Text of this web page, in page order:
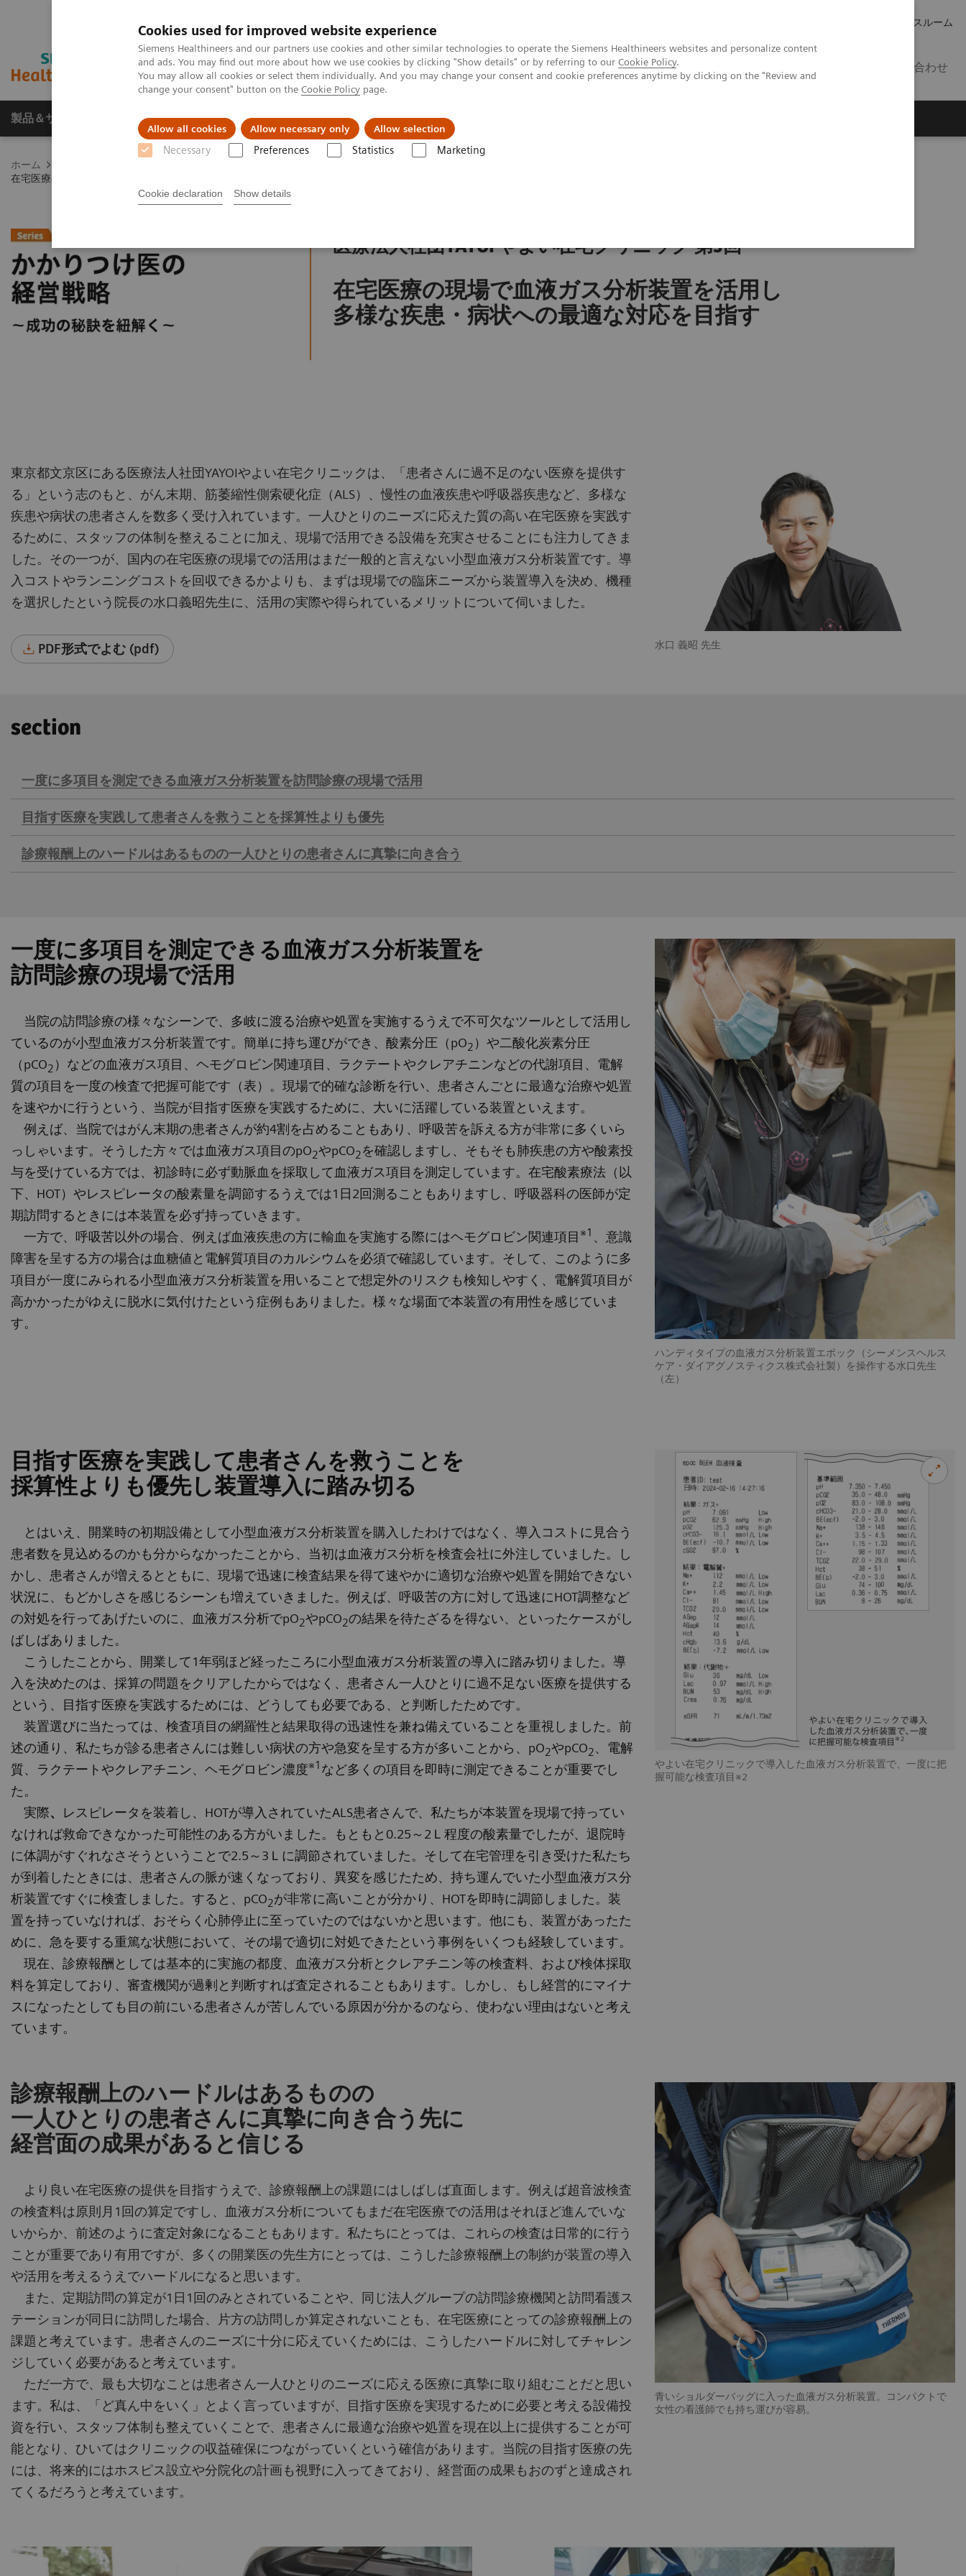
Cookies used for improved website experience
Siemens Healthineers and our partners use cookies and other similar technologies to operate the Siemens Healthineers websites and personalize content
and ads. You may find out more about how we use cookies by clicking "Show details" or by referring to our Cookie Policy.
You may allow all cookies or select them individually. And you may change your consent and cookie preferences anytime by clicking on the "Review and
change your consent" button on the Cookie Policy page.
Allow all cookies Allow necessary only Allow selection
Necessary Preferences Statistics Marketing
Cookie declaration Show details
プレスルーム
お問い合わせ
製品＆サービス サポート情報 Insights 会社情報
ホーム
在宅医療の現場で血液ガス分析装置を活用し多様な疾患・病状への最適な対応を目指す
医療法人社団YAYOI やよい在宅クリニック 第3回
在宅医療の現場で血液ガス分析装置を活用し
多様な疾患・病状への最適な対応を目指す
水口 義昭 先生
東京都文京区にある医療法人社団YAYOIやよい在宅クリニックは、「患者さんに過不足のない医療を提供す
る」という志のもと、がん末期、筋萎縮性側索硬化症（ALS）、慢性の血液疾患や呼吸器疾患など、多様な
疾患や病状の患者さんを数多く受け入れています。一人ひとりのニーズに応えた質の高い在宅医療を実践す
るために、スタッフの体制を整えることに加え、現場で活用できる設備を充実させることにも注力してきま
した。その一つが、国内の在宅医療の現場での活用はまだ一般的と言えない小型血液ガス分析装置です。導
入コストやランニングコストを回収できるかよりも、まずは現場での臨床ニーズから装置導入を決め、機種
を選択したという院長の水口義昭先生に、活用の実際や得られているメリットについて伺いました。
PDF形式でよむ (pdf)
section
一度に多項目を測定できる血液ガス分析装置を訪問診療の現場で活用
目指す医療を実践して患者さんを救うことを採算性よりも優先
診療報酬上のハードルはあるものの一人ひとりの患者さんに真摯に向き合う
ハンディタイプの血液ガス分析装置エポック（シーメンスヘルス
ケア・ダイアグノスティクス株式会社製）を操作する水口先生
（左）
一度に多項目を測定できる血液ガス分析装置を
訪問診療の現場で活用
当院の訪問診療の様々なシーンで、多岐に渡る治療や処置を実施するうえで不可欠なツールとして活用し
ているのが小型血液ガス分析装置です。簡単に持ち運びができ、酸素分圧（pO2 ）や二酸化炭素分圧
（pCO2 ）などの血液ガス項目、ヘモグロビン関連項目、ラクテートやクレアチニンなどの代謝項目、電解
質の項目を一度の検査で把握可能です（表）。現場で的確な診断を行い、患者さんごとに最適な治療や処置
を速やかに行うという、当院が目指す医療を実践するために、大いに活躍している装置といえます。
例えば、当院ではがん末期の患者さんが約4割を占めることもあり、呼吸苦を訴える方が非常に多くいら
っしゃいます。そうした方々では血液ガス項目のpO2やpCO2を確認しますし、そもそも肺疾患の方や酸素投
与を受けている方では、初診時に必ず動脈血を採取して血液ガス項目を測定しています。在宅酸素療法（以
下、HOT）やレスピレータの酸素量を調節するうえでは1日2回測ることもありますし、呼吸器科の医師が定
期訪問するときには本装置を必ず持っていきます。
一方で、呼吸苦以外の場合、例えば血液疾患の方に輸血を実施する際にはヘモグロビン関連項目 ※1 、意識
障害を呈する方の場合は血糖値と電解質項目のカルシウムを必須で確認しています。そして、このように多
項目が一度にみられる小型血液ガス分析装置を用いることで想定外のリスクも検知しやすく、電解質項目が
高かかったがゆえに脱水に気付けたという症例もありました。様々な場面で本装置の有用性を感じていま
す。
やよい在宅クリニックで導入した血液ガス分析装置で、一度に把
握可能な検査項目※2
目指す医療を実践して患者さんを救うことを
採算性よりも優先し装置導入に踏み切る
とはいえ、開業時の初期設備として小型血液ガス分析装置を購入したわけではなく、導入コストに見合う
患者数を見込めるのかも分からなかったことから、当初は血液ガス分析を検査会社に外注していました。し
かし、患者さんが増えるとともに、現場で迅速に検査結果を得て速やかに適切な治療や処置を開始できない
状況に、もどかしさを感じるシーンも増えていきました。例えば、呼吸苦の方に対して迅速にHOT調整など
の対処を行ってあげたいのに、血液ガス分析でpO2やpCO2の結果を待たざるを得ない、といったケースがし
ばしばありました。
こうしたことから、開業して1年弱ほど経ったころに小型血液ガス分析装置の導入に踏み切りました。導
入を決めたのは、採算の問題をクリアしたからではなく、患者さん一人ひとりに過不足ない医療を提供する
という、目指す医療を実践するためには、どうしても必要である、と判断したためです。
装置選びに当たっては、検査項目の網羅性と結果取得の迅速性を兼ね備えていることを重視しました。前
述の通り、私たちが診る患者さんには難しい病状の方や急変を呈する方が多いことから、pO2やpCO2、電解
質、ラクテートやクレアチニン、ヘモグロビン濃度※1 など多くの項目を即時に測定できることが重要でし
た。
実際、 レスピレータを装着し、HOTが導入されていたALS患者さんで、私たちが本装置を現場で持ってい
なければ救命できなかった可能性のある方がいました。もともと0.25～2Ｌ程度の酸素量でしたが、退院時
に体調がすぐれなさそうということで2.5～3Ｌに調節されていました。そして在宅管理を引き受けた私たち
が到着したときには、患者さんの脈が速くなっており、異変を感じたため、持ち運んでいた小型血液ガス分
析装置ですぐに検査しました。すると、pCO2が非常に高いことが分かり、HOTを即時に調節しました。装
置を持っていなければ、おそらく心肺停止に至っていたのではないかと思います。他にも、装置があったた
めに、急を要する重篤な状態において、その場で適切に対処できたという事例をいくつも経験しています。
現在、診療報酬としては基本的に実施の都度、血液ガス分析とクレアチニン等の検査料、および検体採取
料を算定しており、審査機関が過剰と判断すれば査定されることもあります。しかし、もし経営的にマイナ
スになったとしても目の前にいる患者さんが苦しんでいる原因が分かるのなら、使わない理由はないと考え
ています。
青いショルダーバッグに入った血液ガス分析装置。コンパクトで
女性の看護師でも持ち運びが容易。
診療報酬上のハードルはあるものの
一人ひとりの患者さんに真摯に向き合う先に
経営面の成果があると信じる
より良い在宅医療の提供を目指すうえで、診療報酬上の課題にはしばしば直面します。例えば超音波検査
の検査料は原則月1回の算定ですし、血液ガス分析についてもまだ在宅医療での活用はそれほど進んでいな
いからか、前述のように査定対象になることもあります。私たちにとっては、これらの検査は日常的に行う
ことが重要であり有用ですが、多くの開業医の先生方にとっては、こうした診療報酬上の制約が装置の導入
や活用を考えるうえでハードルになると思います。
また、定期訪問の算定が1日1回のみとされていることや、同じ法人グループの訪問診療機関と訪問看護ス
テーションが同日に訪問した場合、片方の訪問しか算定されないことも、在宅医療にとっての診療報酬上の
課題と考えています。患者さんのニーズに十分に応えていくためには、こうしたハードルに対してチャレン
ジしていく必要があると考えています。
ただ一方で、最も大切なことは患者さん一人ひとりのニーズに応える医療に真摯に取り組むことだと思い
ます。私は、「ど真ん中をいく」とよく言っていますが、目指す医療を実現するために必要と考える設備投
資を行い、スタッフ体制も整えていくことで、患者さんに最適な治療や処置を現在以上に提供することが可
能となり、ひいてはクリニックの収益確保につながっていくという確信があります。当院の目指す医療の先
には、将来的にはホスピス設立や分院化の計画も視野に入ってきており、経営面の成果もおのずと達成され
てくるだろうと考えています。